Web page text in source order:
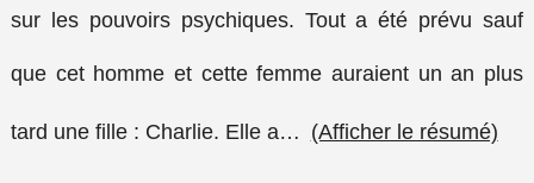
sur les pouvoirs psychiques. Tout a été prévu sauf
que cet homme et cette femme auraient un an plus
tard une fille : Charlie. Elle a… (Afficher le résumé)